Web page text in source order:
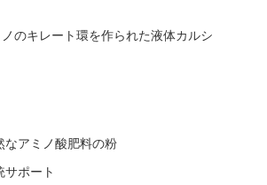
のキレート環を作られた液体カルシ
なアミノ酸肥料の粉
サポート